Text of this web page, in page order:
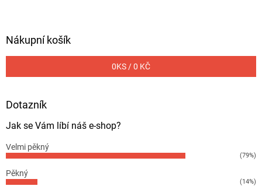
Nákupní košík
0KS /0 KČ
Dotazník
Jak se Vám líbí náš e-shop?
Velmi pěkný
(79%)
Pěkný
(14%)